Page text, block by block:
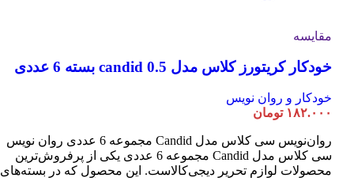
مقایسه
خودکار کریتورز کلاس مدل candid 0.5 بسته 6 عددی
خودکار و روان نویس
۱۸۲.۰۰۰ تومان
روان‌نویس سی کلاس مدل Candid مجموعه 6 عددی روان نویس
سی کلاس مدل Candid مجموعه 6 عددی یکی از پرفروش‌ترین